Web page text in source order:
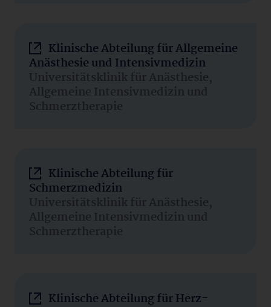
Klinische Abteilung für Allgemeine
Anästhesie und Intensivmedizin
Universitätsklinik für Anästhesie,
Allgemeine Intensivmedizin und
Schmerztherapie
Klinische Abteilung für
Schmerzmedizin
Universitätsklinik für Anästhesie,
Allgemeine Intensivmedizin und
Schmerztherapie
Klinische Abteilung für Herz-